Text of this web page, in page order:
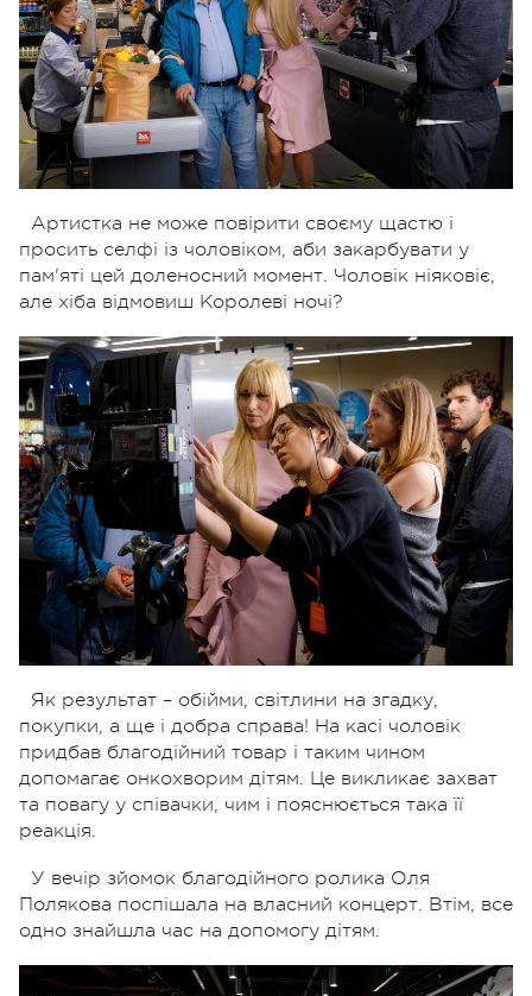
Артистка не може повірити своєму щастю і
просить селфі із чоловіком, аби закарбувати у
пам'яті цей доленосний момент. Чоловік ніяковіє,
але хіба відмовиш Королеві ночі?
Як результат – обійми, світлини на згадку,
покупки, а ще і добра справа! На касі чоловік
придбав благодійний товар і таким чином
допомагає онкохворим дітям. Це викликає захват
та повагу у співачки, чим і пояснюється така її
реакція.
У вечір зйомок благодійного ролика Оля
Полякова поспішала на власний концерт. Втім, все
одно знайшла час на допомогу дітям.